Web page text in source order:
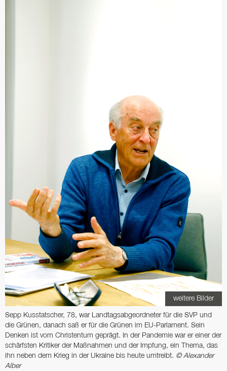
weitere Bilder
Sepp Kusstatscher, 78, war Landtagsabgeordneter für die SVP und
die Grünen, danach saß er für die Grünen im EU-Parlament. Sein
Denken ist vom Christentum geprägt. In der Pandemie war er einer der
schärfsten Kritiker der Maßnahmen und der Impfung, ein Thema, das
ihn neben dem Krieg in der Ukraine bis heute umtreibt. © Alexander
Alber